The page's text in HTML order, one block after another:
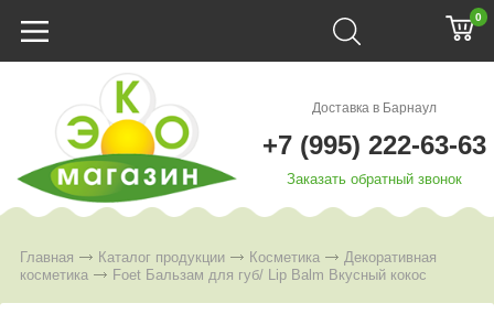
0
Доставка в Барнаул
+7 (995) 222-63-63
Заказать обратный звонок
Главная Каталог продукции Косметика
Декоративная
косметика
Foet Бальзам для губ/ Lip Balm Вкусный кокос